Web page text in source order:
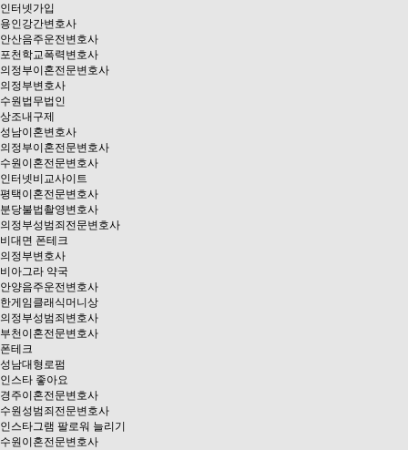
인터넷가입
용인강간변호사
안산음주운전변호사
포천학교폭력변호사
의정부이혼전문변호사
의정부변호사
수원법무법인
상조내구제
성남이혼변호사
의정부이혼전문변호사
수원이혼전문변호사
인터넷비교사이트
평택이혼전문변호사
분당불법촬영변호사
의정부성범죄전문변호사
비대면 폰테크
의정부변호사
비아그라 약국
안양음주운전변호사
한게임클래식머니상
의정부성범죄변호사
부천이혼전문변호사
폰테크
성남대형로펌
인스타 좋아요
경주이혼전문변호사
수원성범죄전문변호사
인스타그램 팔로워 늘리기
수원이혼전문변호사